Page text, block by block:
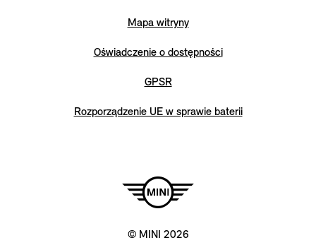
Mapa witryny
Oświadczenie o dostępności
GPSR
Rozporządzenie UE w sprawie baterii
© MINI 2026